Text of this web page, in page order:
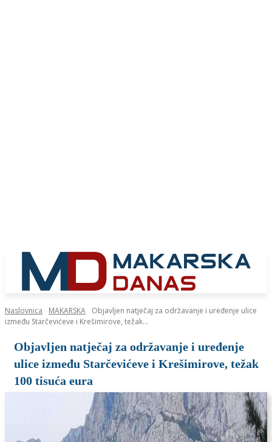
Naslovnica MAKARSKA
Objavljen natječaj za održavanje i uređenje ulice
između Starčevićeve i Krešimirove, težak...
Objavljen natječaj za održavanje i uređenje
ulice između Starčevićeve i Krešimirove, težak
100 tisuća eura